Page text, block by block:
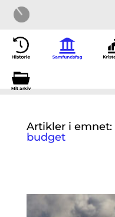
Mit arkiv
Artikler i emnet:
budget